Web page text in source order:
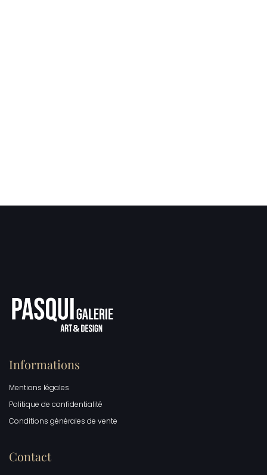
Informations
Mentions légales
Politique de confidentialité
Conditions générales de vente
Contact